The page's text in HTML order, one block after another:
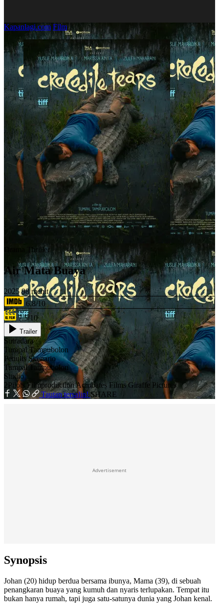
Kapanlagi.com Film
Drama Thriller
Air Mata Buaya
2025 98 menit
6.8/10
7.5/10
Trailer
Sutradara
Tumpal Tampubolon
Penulis Skenario
Tumpal Tampubolon
Studio
2Pilots FilmproductionAcrobates Films Giraffe Pictures
Tautan tersalin! SHARE
Advertisement
Synopsis
Johan (20) hidup berdua bersama ibunya, Mama (39), di sebuah
penangkaran buaya yang kumuh dan nyaris terlupakan. Tempat itu
bukan hanya rumah, tapi juga satu-satunya dunia yang Johan kenal.